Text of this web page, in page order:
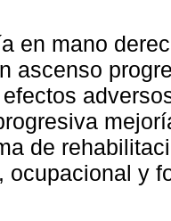
en mano
ascenso
de
ocupacional y